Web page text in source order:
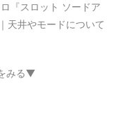
『スロット ソードア
天井やモードについて
みる▼